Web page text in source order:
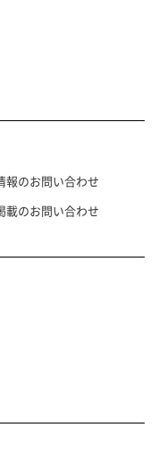
報のお問い合わせ
載のお問い合わせ